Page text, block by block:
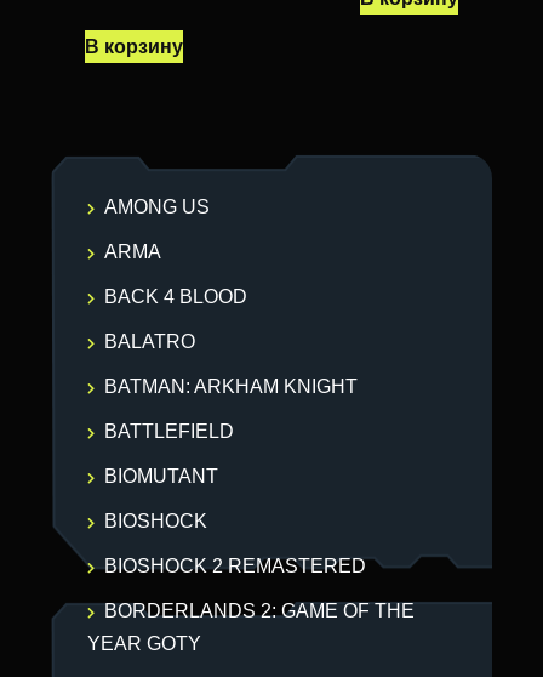
В корзину
AMONG US
ARMA
BACK 4 BLOOD
BALATRO
BATMAN: ARKHAM KNIGHT
BATTLEFIELD
BIOMUTANT
BIOSHOCK
BIOSHOCK 2 REMASTERED
BORDERLANDS 2: GAME OF THE
YEAR GOTY